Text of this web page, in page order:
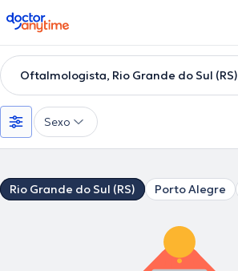
doctoranytime
Oftalmologista, Rio Grande do Sul (RS)
Sexo
Rio Grande do Sul (RS) Porto Alegre